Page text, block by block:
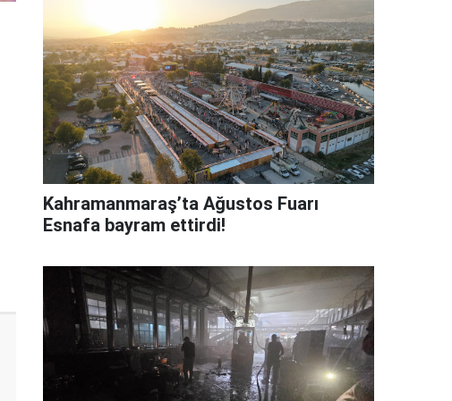
Kahramanmaraş’ta Ağustos Fuarı
Esnafa bayram ettirdi!